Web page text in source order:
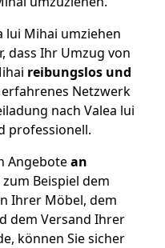
lui Mihai umziehen
dass Ihr Umzug von
reibungslos und
Netzwerk
nach Valea lui
professionell.
Angebotean
zum Beispiel dem
Ihrer Möbel, dem
dem Versand Ihrer
können Sie sicher